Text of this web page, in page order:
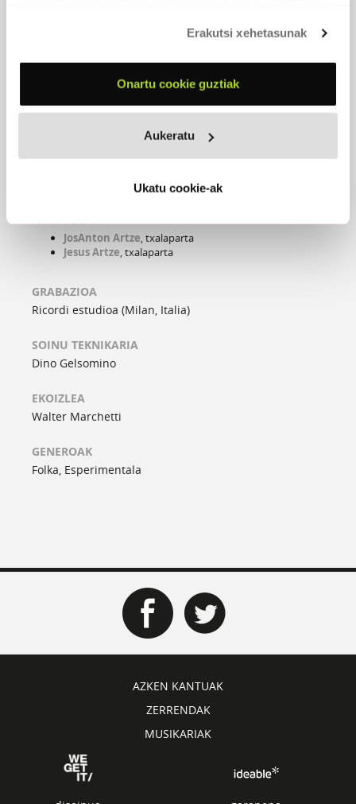
Erakutsi xehetasunak
Onartu cookie guztiak
Aukeratu
Ukatu cookie-ak
Txalaparta Ticina
Formatua:CD-LP
CRSLP 6201
PARTAIDEAK
JosAnton Artze, txalaparta
Jesus Artze, txalaparta
GRABAZIOA
Ricordi estudioa (Milan, Italia)
SOINU TEKNIKARIA
Dino Gelsomino
EKOIZLEA
Walter Marchetti
GENEROAK
Folka, Esperimentala
AZKEN KANTUAK
ZERRENDAK
MUSIKARIAK